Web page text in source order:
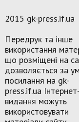
2015 gk-press.if.ua
Передрук та інше
використання
що розміщені на
дозволяється за
посилання на gk-
press.if.ua Інтернет-
видання можуть
використовувати